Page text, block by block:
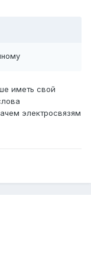
иметь свой
электросвязям